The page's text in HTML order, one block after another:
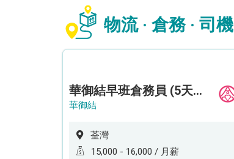
物流 · 倉務 · 司機
華御結早班倉務員 (5天工作週)
華御結
荃灣
15,000 - 16,000 / 月薪